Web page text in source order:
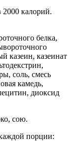
калорий.
белка,
казеин, казеинат
соль, смесь
камедь,
диоксид
сою.
порции: